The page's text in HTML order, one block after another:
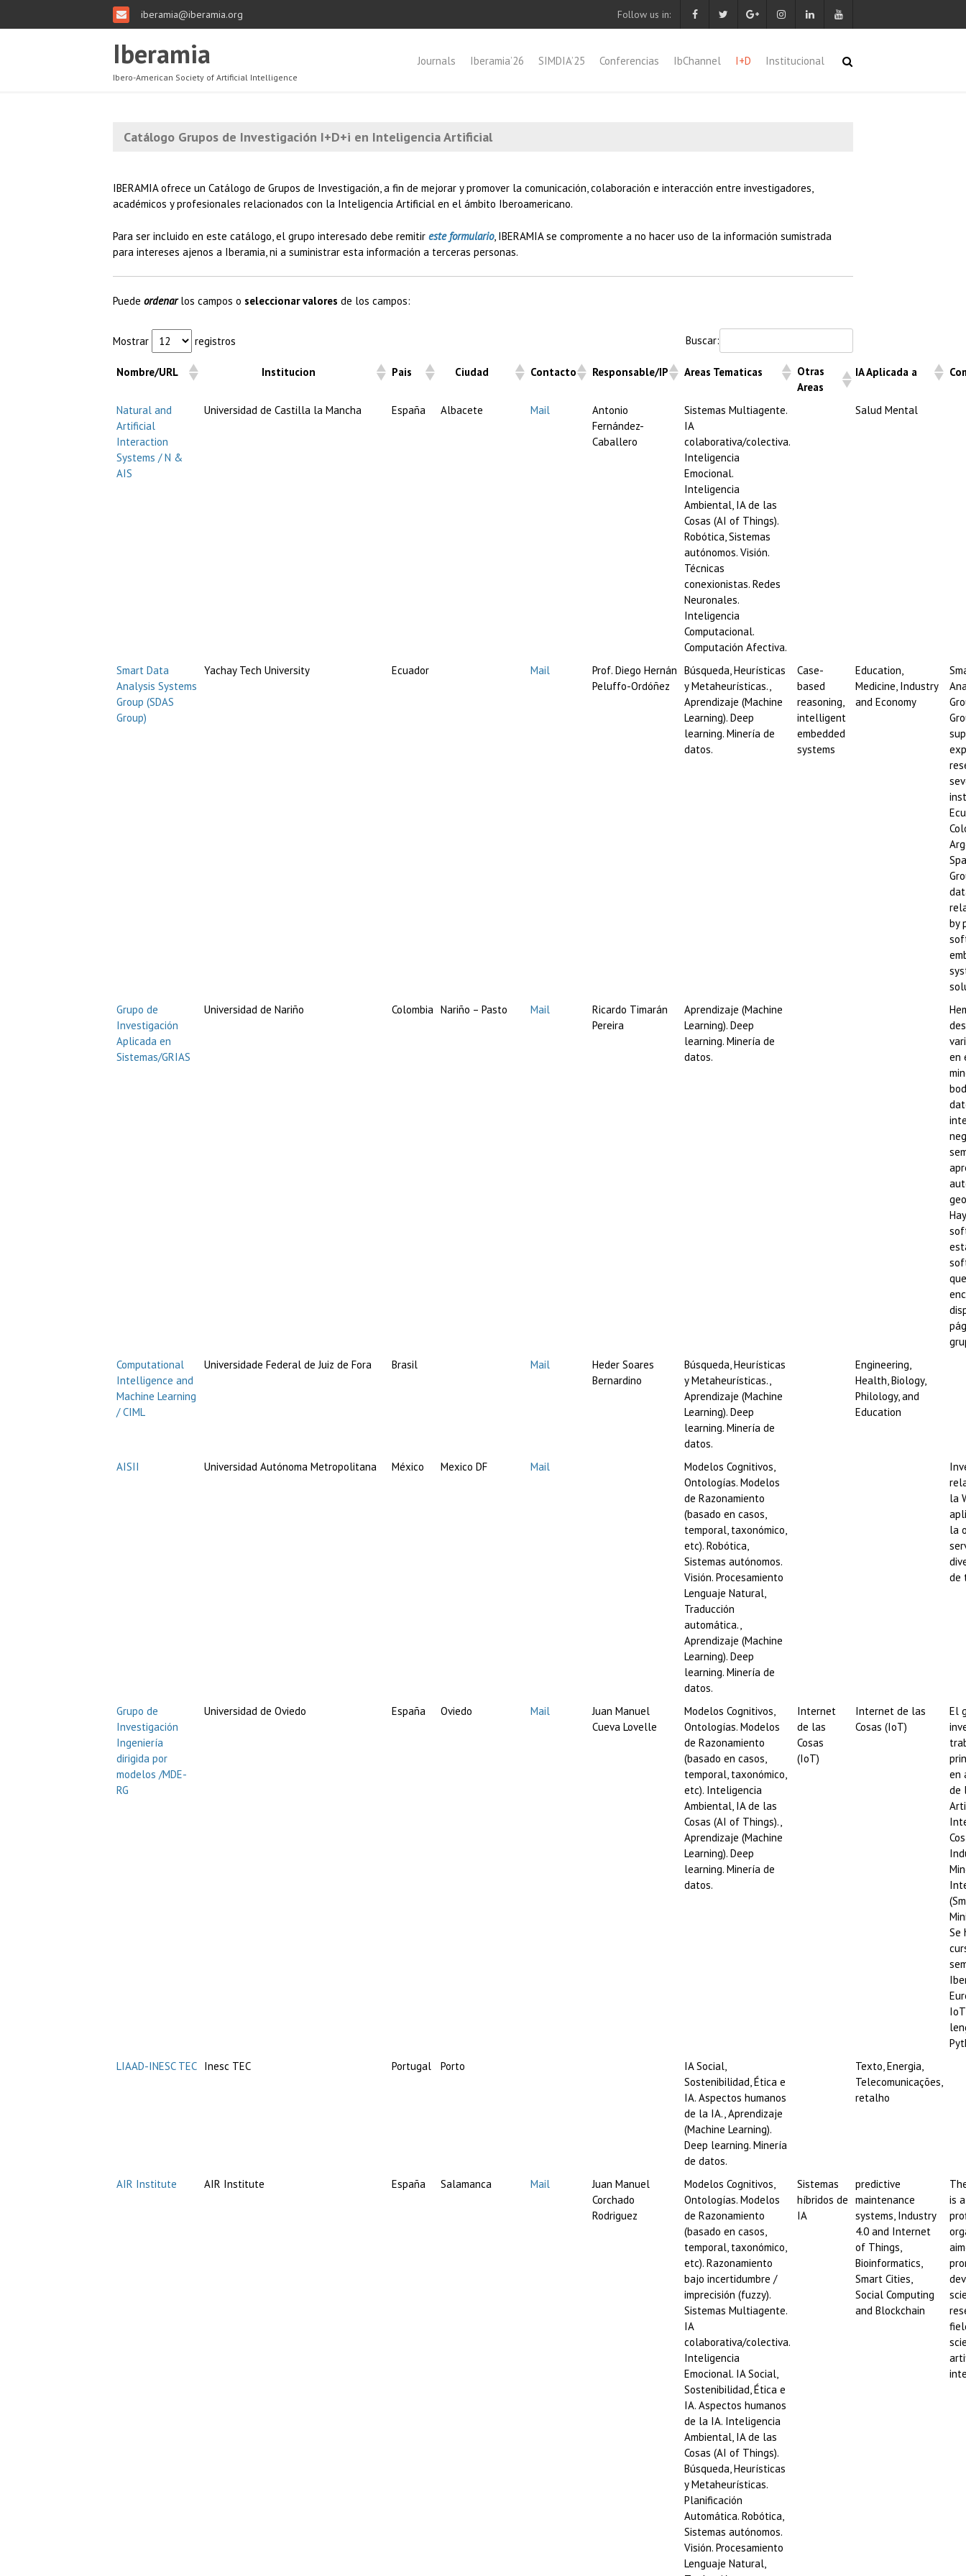
iberamia@iberamia.org Follow us in:
Iberamia
Ibero-American Society of Artificial Intelligence
Journals Iberamia’26 SIMDIA’25 Conferencias IbChannel I+D Institucional
Catálogo Grupos de Investigación I+D+i en Inteligencia Artificial
IBERAMIA ofrece un Catálogo de Grupos de Investigación, a fin de mejorar y promover la comunicación, colaboración e interacción entre investigadores,
académicos y profesionales relacionados con la Inteligencia Artificial en el ámbito Iberoamericano.
Para ser incluido en este catálogo, el grupo interesado debe remitir este formulario, IBERAMIA se compromente a no hacer uso de la información sumistrada
para intereses ajenos a Iberamia, ni a suministrar esta información a terceras personas.
Puede ordenar los campos o seleccionar valores de los campos:
Mostrar registros Buscar:
Nombre/URL Institucion Pais Ciudad Contacto Responsable/IP Areas Tematicas
Otras
Areas
IA Aplicada a
Natural and
Artificial
Interaction
Systems / N &
AIS
Universidad de Castilla la Mancha España Albacete Mail
Antonio
Fernández-
Caballero
Sistemas Multiagente.
IA
colaborativa/colectiva.
Inteligencia
Emocional.
Inteligencia
Ambiental, IA de las
Cosas (AI of Things).
Robótica, Sistemas
autónomos. Visión.
Técnicas
conexionistas. Redes
Neuronales.
Inteligencia
Computacional.
Computación Afectiva.
Salud Mental
Smart Data
Analysis Systems
Group (SDAS
Group)
Yachay Tech University Ecuador Mail
Prof. Diego Hernán
Peluffo-Ordóñez
Búsqueda, Heurísticas
y Metaheurísticas.,
Aprendizaje (Machine
Learning). Deep
learning. Minería de
datos.
Case-
based
reasoning,
intelligent
embedded
systems
Education,
Medicine, Industry
and Economy
by
Grupo de
Investigación
Aplicada en
Sistemas/GRIAS
Universidad de Nariño Colombia Nariño – Pasto Mail
Ricardo Timarán
Pereira
Aprendizaje (Machine
Learning). Deep
learning. Minería de
datos.
en
Computational
Intelligence and
Machine Learning
/ CIML
Universidade Federal de Juiz de Fora Brasil Mail
Heder Soares
Bernardino
Búsqueda, Heurísticas
y Metaheurísticas.,
Aprendizaje (Machine
Learning). Deep
learning. Minería de
datos.
Engineering,
Health, Biology,
Philology, and
Education
AISII Universidad Autónoma Metropolitana México Mexico DF Mail
Modelos Cognitivos,
Ontologías. Modelos
de Razonamiento
(basado en casos,
temporal, taxonómico,
etc). Robótica,
Sistemas autónomos.
Visión. Procesamiento
Lenguaje Natural,
Traducción
automática.,
Aprendizaje (Machine
Learning). Deep
learning. Minería de
datos.
la
la
de
Grupo de
Investigación
Ingeniería
dirigida por
modelos /MDE-
RG
Universidad de Oviedo España Oviedo Mail
Juan Manuel
Cueva Lovelle
Modelos Cognitivos,
Ontologías. Modelos
de Razonamiento
(basado en casos,
temporal, taxonómico,
etc). Inteligencia
Ambiental, IA de las
Cosas (AI of Things).,
Aprendizaje (Machine
Learning). Deep
learning. Minería de
datos.
Internet
de las
Cosas
(IoT)
Internet de las
Cosas (IoT)
El
en
de
Se
LIAAD-INESC TEC Inesc TEC Portugal Porto
IA Social,
Sostenibilidad, Ética e
IA. Aspectos humanos
de la IA., Aprendizaje
(Machine Learning).
Deep learning. Minería
de datos.
Texto, Energia,
Telecomunicações,
retalho
AIR Institute AIR Institute España Salamanca Mail
Juan Manuel
Corchado
Rodriguez
Modelos Cognitivos,
Ontologías. Modelos
de Razonamiento
(basado en casos,
temporal, taxonómico,
etc). Razonamiento
bajo incertidumbre /
imprecisión (fuzzy).
Sistemas Multiagente.
IA
colaborativa/colectiva.
Inteligencia
Emocional. IA Social,
Sostenibilidad, Ética e
IA. Aspectos humanos
de la IA. Inteligencia
Ambiental, IA de las
Cosas (AI of Things).
Búsqueda, Heurísticas
y Metaheurísticas.
Planificación
Automática. Robótica,
Sistemas autónomos.
Visión. Procesamiento
Lenguaje Natural,
Sistemas
híbridos de
IA
predictive
maintenance
systems, Industry
4.0 and Internet
of Things,
Bioinformatics,
Smart Cities,
Social Computing
and Blockchain
is